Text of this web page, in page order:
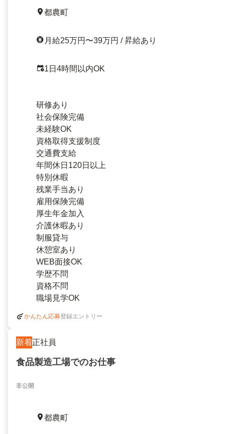
都農町
月給25万円〜39万円 / 昇給あり
1日4時間以内OK
研修あり
社会保険完備
未経験OK
資格取得支援制度
交通費支給
年間休日120日以上
特別休暇
残業手当あり
雇用保険完備
厚生年金加入
介護休暇あり
制服貸与
休憩室あり
WEB面接OK
学歴不問
資格不問
職場見学OK
かんたん応募登録エントリー
新着正社員
食品製造工場でのお仕事
非公開
都農町